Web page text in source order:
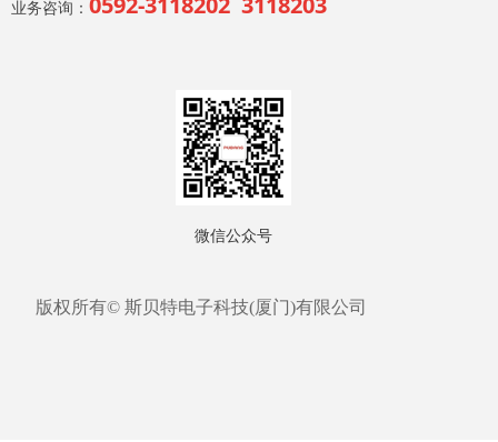
微信公众号
业务咨询：
版权所有© 斯贝特电子科技(厦门)有限公司